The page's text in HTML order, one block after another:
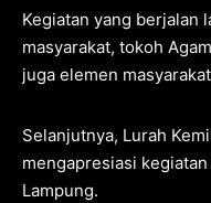
Kegiatan yang berjalan
masyarakat, tokoh
juga elemen
Selanjutnya, Lurah
mengapresiasi
Lampung.